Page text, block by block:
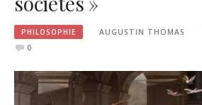
PHILOSOPHIE AUGUSTIN THOMAS
0